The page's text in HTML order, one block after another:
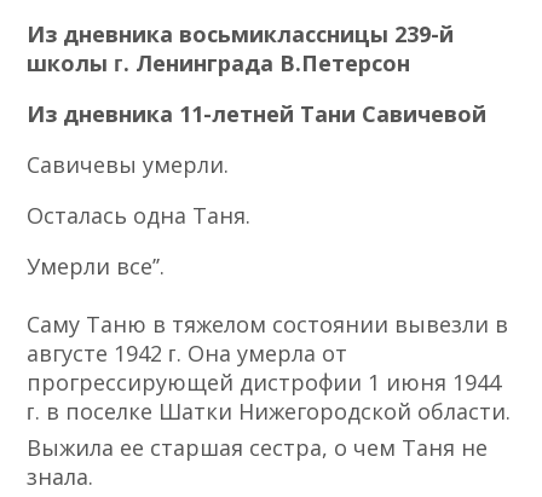
Из дневника восьмиклассницы 239-й
школы ᴦ. Ленинграда В.Петерсон
Из дневника 11-летней Тани Савичевой
Савичевы умерли.
Осталась одна Таня.
Умерли всеʼʼ.
Саму Таню в тяжелом состоянии вывезли в
августе 1942 ᴦ. Она умерла от
прогрессирующей дистрофии 1 июня 1944
ᴦ. в поселке Шатки Нижегородской области.
Выжила ее старшая сестра, о чем Таня не
знала.